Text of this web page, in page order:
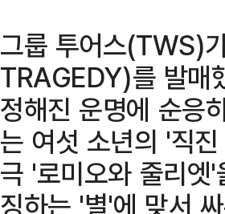
그룹 투어스(TWS)
TRAGEDY)를 발매
정해진 운명에 순응
는 여섯 소년의 '직
극 '로미오와 줄리엣
징하는 '별'에 맞서